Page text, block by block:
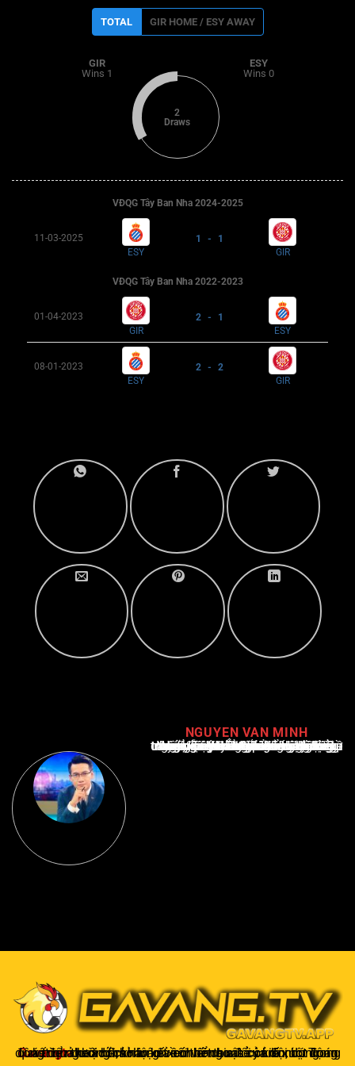
TOTAL GIR HOME / ESY AWAY
GIR
Wins 1
2
Draws
ESY
Wins 0
VĐQG Tây Ban Nha 2024-2025
11-03-2025
ESY
1 - 1
GIR
VĐQG Tây Ban Nha 2022-2023
01-04-2023
GIR
2 - 1
ESY
08-01-2023
ESY
2 - 2
GIR
NGUYEN VAN MINH
Nguyễn Văn Minh là một trong những chuyên gia hàng đầu về báo cáo tin tức thể thao tại Việt Nam, với hơn 10 năm hoạt động trong ngành. Ông có kiến thức sâu rộng và kinh nghiệm đáng kể trong việc phân tích và báo cáo về các sự kiện thể thao hàng đầu. Sự hiểu biết sâu sắc của ông về ngành này đã giúp ông xây dựng uy tín và danh tiếng trong cộng đồng báo chí thể thao.
Gavangtv
không chỉ là nơi xem bóng mà còn là một cộng đồng để người hâm mộ kết nối và trao đổi cảm xúc. Trong quá trình theo dõi, khán giả có thể chia sẻ ý kiến, dự đoán kết quả hoặc thảo luận về chiến thuật của đội bóng.